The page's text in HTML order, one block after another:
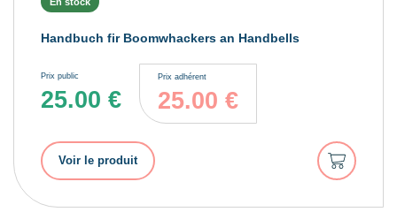
Handbuch fir Boomwhackers an Handbells
Prix public
25.00 €
Prix adhérent
25.00 €
Voir le produit
Ajouter
au
panier